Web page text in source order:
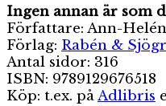
Ingen annan är som
Författare: Ann-
Förlag: Rabén &
Antal sidor: 316
ISBN: 9789129676518
Köp: t.ex. påAdlibris